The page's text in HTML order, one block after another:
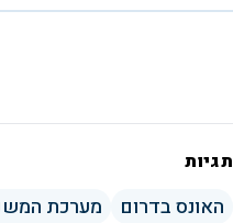
תגיות
האונס בדרום מערכת